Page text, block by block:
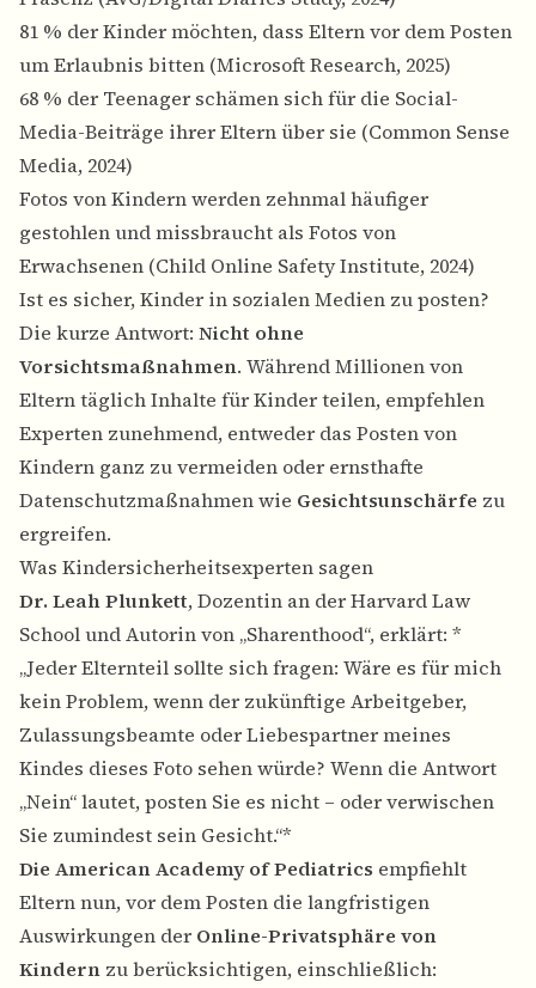
81 % der Kinder möchten, dass Eltern vor dem Posten
um Erlaubnis bitten (Microsoft Research, 2025)
68 % der Teenager schämen sich für die Social-
Media-Beiträge ihrer Eltern über sie (Common Sense
Media, 2024)
Fotos von Kindern werden zehnmal häufiger
gestohlen und missbraucht als Fotos von
Erwachsenen (Child Online Safety Institute, 2024)
Ist es sicher, Kinder in sozialen Medien zu posten?
Die kurze Antwort: Nicht ohne
Vorsichtsmaßnahmen. Während Millionen von
Eltern täglich Inhalte für Kinder teilen, empfehlen
Experten zunehmend, entweder das Posten von
Kindern ganz zu vermeiden oder ernsthafte
Datenschutzmaßnahmen wie Gesichtsunschärfe zu
ergreifen.
Was Kindersicherheitsexperten sagen
Dr. Leah Plunkett, Dozentin an der Harvard Law
School und Autorin von „Sharenthood“, erklärt: *
„Jeder Elternteil sollte sich fragen: Wäre es für mich
kein Problem, wenn der zukünftige Arbeitgeber,
Zulassungsbeamte oder Liebespartner meines
Kindes dieses Foto sehen würde? Wenn die Antwort
„Nein“ lautet, posten Sie es nicht – oder verwischen
Sie zumindest sein Gesicht.“*
Die American Academy of Pediatrics empfiehlt
Eltern nun, vor dem Posten die langfristigen
Auswirkungen der Online-Privatsphäre von
Kindern zu berücksichtigen, einschließlich: